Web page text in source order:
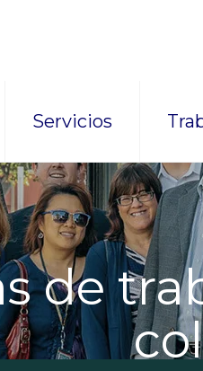
Servicios
de